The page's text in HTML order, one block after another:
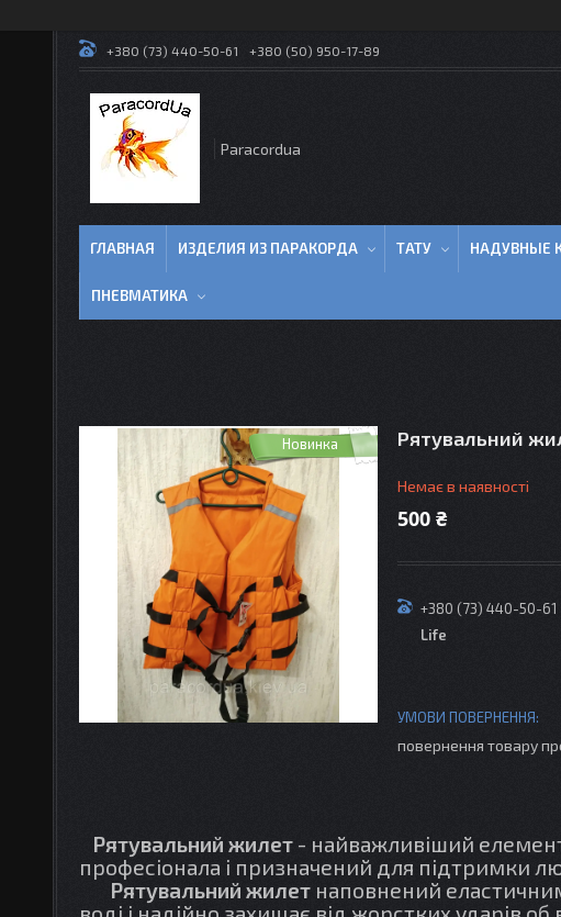
+380 (73) 440-50-61 +380 (50) 950-17-89
Paracordua
ГЛАВНАЯ ИЗДЕЛИЯ ИЗ ПАРАКОРДА ТАТУ НАДУВНЫЕ
ПНЕВМАТИКА
Новинка Рятувальний
Немає в наявності
500 ₴
+380 (73) 440-50-61
Life
повернення товару
Рятувальний жилет - найважливіший елемент
професіонала і призначений для підтримки
Рятувальний жилет наповнений